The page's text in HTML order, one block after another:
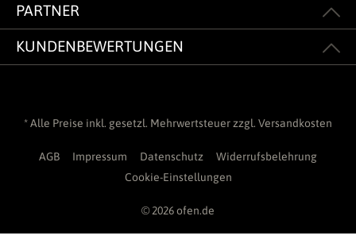
PARTNER
KUNDENBEWERTUNGEN
* Alle Preise inkl. gesetzl. Mehrwertsteuer zzgl. Versandkosten
AGB Impressum Datenschutz
Widerrufsbelehrung
Cookie-Einstellungen
© 2026 ofen.de